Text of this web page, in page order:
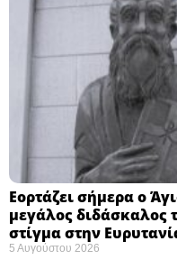
Εορτάζει σήμερα ο
μεγάλος διδάσκαλος
στίγμα στην
5 Αυγούστου 2026